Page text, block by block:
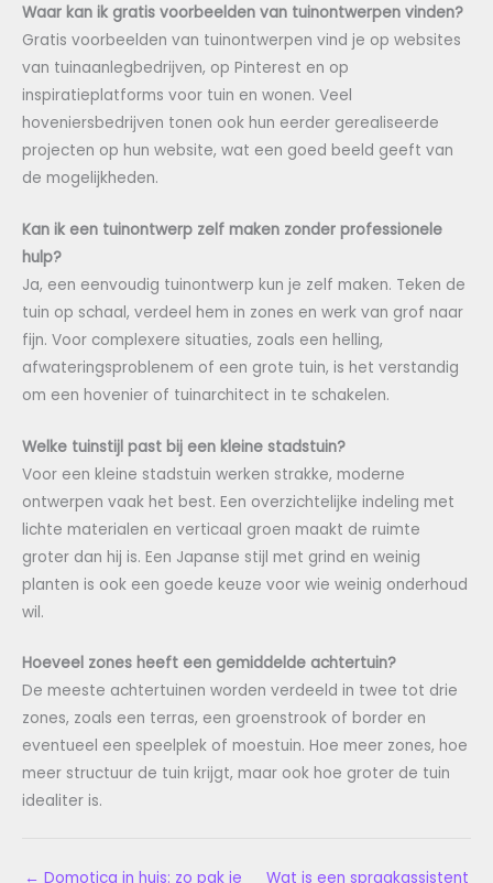
Waar kan ik gratis voorbeelden van tuinontwerpen vinden?
Gratis voorbeelden van tuinontwerpen vind je op websites
van tuinaanlegbedrijven, op Pinterest en op
inspiratieplatforms voor tuin en wonen. Veel
hoveniersbedrijven tonen ook hun eerder gerealiseerde
projecten op hun website, wat een goed beeld geeft van
de mogelijkheden.
Kan ik een tuinontwerp zelf maken zonder professionele
hulp?
Ja, een eenvoudig tuinontwerp kun je zelf maken. Teken de
tuin op schaal, verdeel hem in zones en werk van grof naar
fijn. Voor complexere situaties, zoals een helling,
afwateringsproblenem of een grote tuin, is het verstandig
om een hovenier of tuinarchitect in te schakelen.
Welke tuinstijl past bij een kleine stadstuin?
Voor een kleine stadstuin werken strakke, moderne
ontwerpen vaak het best. Een overzichtelijke indeling met
lichte materialen en verticaal groen maakt de ruimte
groter dan hij is. Een Japanse stijl met grind en weinig
planten is ook een goede keuze voor wie weinig onderhoud
wil.
Hoeveel zones heeft een gemiddelde achtertuin?
De meeste achtertuinen worden verdeeld in twee tot drie
zones, zoals een terras, een groenstrook of border en
eventueel een speelplek of moestuin. Hoe meer zones, hoe
meer structuur de tuin krijgt, maar ook hoe groter de tuin
idealiter is.
← Domotica in huis: zo pak je
Wat is een spraakassistent